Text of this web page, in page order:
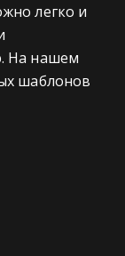
легко и
На нашем
шаблонов